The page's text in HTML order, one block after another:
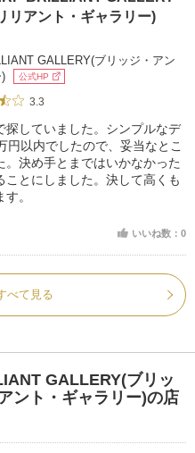
リアント・ギャラリー)
GALLERY(ブリッジ・アン
公式HP
3.3
探していました。シンプルなデ
円以内でしたので、妥当なとこ
。決め手とまではいかなかった
ことにしました。決して高くも
。
いいね数：0
べて見る
GALLERY(ブリッ
ント・ギャラリー)の店